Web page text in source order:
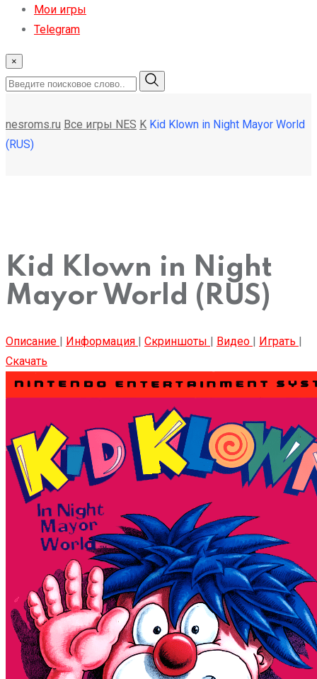
Мои игры
Telegram
×
nesroms.ru Все игры NES K Kid Klown in Night Mayor World
(RUS)
Kid Klown in Night
Mayor World (RUS)
Описание | Информация | Скриншоты | Видео | Играть |
Скачать